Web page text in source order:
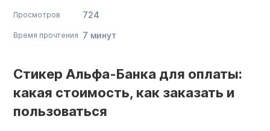
Просмотров 724
Время прочтения 7 минут
Стикер Альфа-Банка для оплаты:
какая стоимость, как заказать и
пользоваться